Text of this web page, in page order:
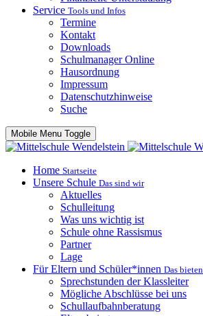
Service Tools und Infos
Termine
Kontakt
Downloads
Schulmanager Online
Hausordnung
Impressum
Datenschutzhinweise
Suche
Mobile Menu Toggle
Home Startseite
Unsere Schule Das sind wir
Aktuelles
Schulleitung
Was uns wichtig ist
Schule ohne Rassismus
Partner
Lage
Für Eltern und Schüler*innen Das
Sprechstunden der Klassleiter
Mögliche Abschlüsse bei uns
Schullaufbahnberatung